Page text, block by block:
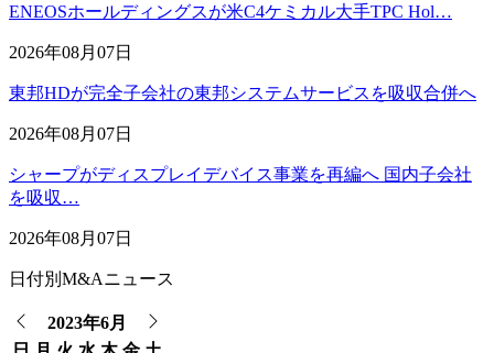
ENEOSホールディングスが米C4ケミカル大手TPC Hol…
2026年08月07日
東邦HDが完全子会社の東邦システムサービスを吸収合併へ
2026年08月07日
シャープがディスプレイデバイス事業を再編へ 国内子会社
を吸収…
2026年08月07日
日付別M&Aニュース
2023年6月